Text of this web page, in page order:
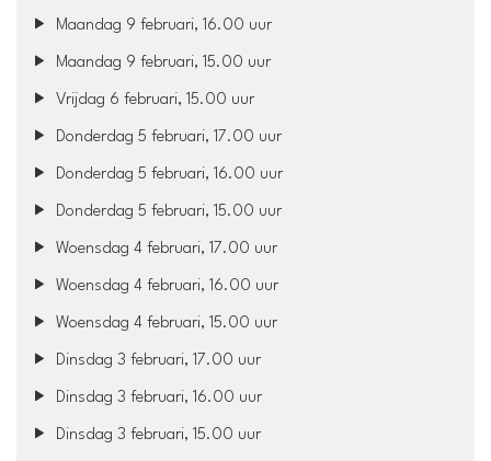
Maandag 9 februari, 16.00 uur
Maandag 9 februari, 15.00 uur
Vrijdag 6 februari, 15.00 uur
Donderdag 5 februari, 17.00 uur
Donderdag 5 februari, 16.00 uur
Donderdag 5 februari, 15.00 uur
Woensdag 4 februari, 17.00 uur
Woensdag 4 februari, 16.00 uur
Woensdag 4 februari, 15.00 uur
Dinsdag 3 februari, 17.00 uur
Dinsdag 3 februari, 16.00 uur
Dinsdag 3 februari, 15.00 uur